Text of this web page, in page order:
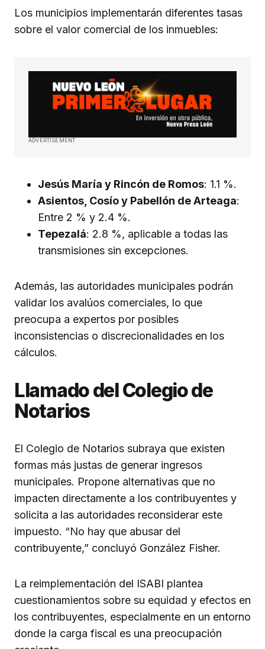
Los municipios implementarán diferentes tasas
sobre el valor comercial de los inmuebles:
ADVERTISEMENT
Jesús María y Rincón de Romos: 1.1 %.
Asientos, Cosío y Pabellón de Arteaga:
Entre 2 % y 2.4 %.
Tepezalá: 2.8 %, aplicable a todas las
transmisiones sin excepciones.
Además, las autoridades municipales podrán
validar los avalúos comerciales, lo que
preocupa a expertos por posibles
inconsistencias o discrecionalidades en los
cálculos.
Llamado del Colegio de
Notarios
El Colegio de Notarios subraya que existen
formas más justas de generar ingresos
municipales. Propone alternativas que no
impacten directamente a los contribuyentes y
solicita a las autoridades reconsiderar este
impuesto. “No hay que abusar del
contribuyente,” concluyó González Fisher.
La reimplementación del ISABI plantea
cuestionamientos sobre su equidad y efectos en
los contribuyentes, especialmente en un entorno
donde la carga fiscal es una preocupación